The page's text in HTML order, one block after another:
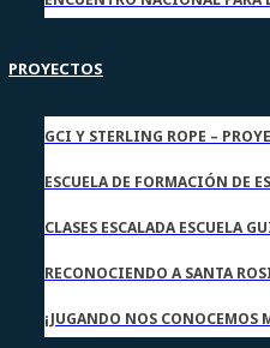
PROYECTOS
GCI Y STERLING ROPE –
ESCUELA DE FORMACIÓN DE
CLASES ESCALADA ESCUELA
RECONOCIENDO A SANTA
¡JUGANDO NOS CONOCEMOS